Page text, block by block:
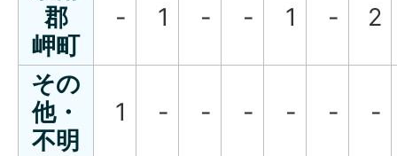
郡
岬町
- 1 - - 1 - 2
その
他・
不明
1 - - - - - -